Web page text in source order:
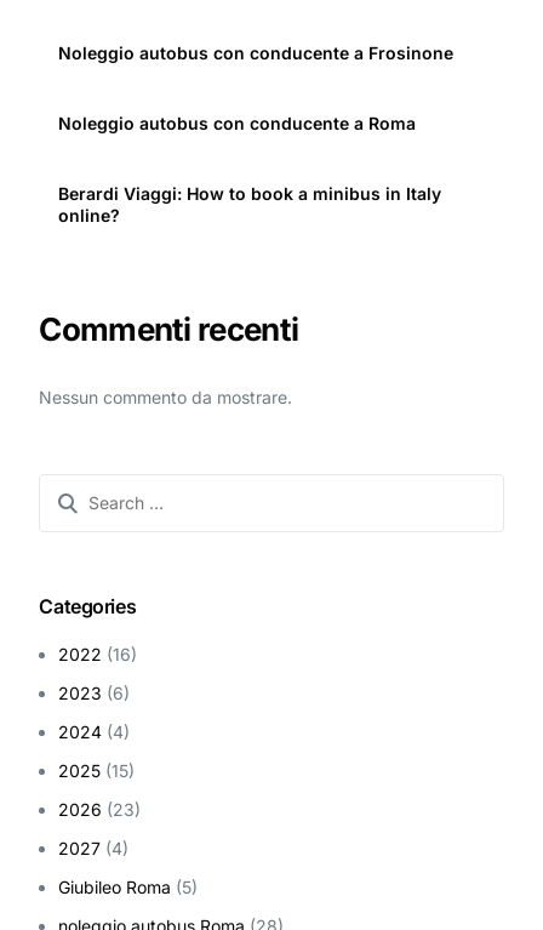
Noleggio autobus con conducente a Frosinone
Noleggio autobus con conducente a Roma
Berardi Viaggi: How to book a minibus in Italy
online?
Commenti recenti
Nessun commento da mostrare.
Categories
2022 (16)
2023 (6)
2024 (4)
2025 (15)
2026 (23)
2027 (4)
Giubileo Roma (5)
noleggio autobus Roma (28)